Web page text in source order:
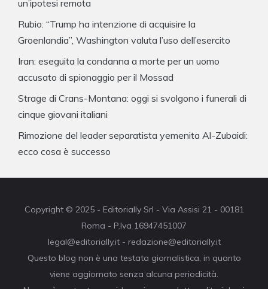
un’ipotesi remota
Rubio: “Trump ha intenzione di acquisire la
Groenlandia”, Washington valuta l’uso dell’esercito
Iran: eseguita la condanna a morte per un uomo
accusato di spionaggio per il Mossad
Strage di Crans-Montana: oggi si svolgono i funerali di
cinque giovani italiani
Rimozione del leader separatista yemenita Al-Zubaidi:
ecco cosa è successo
Copyright © 2025 - Editorially Srl - Via Assisi 21 - 00181
Roma - P.Iva 16947451007
legal@editorially.it - redazione@editorially.it
Questo blog non è una testata giornalistica, in quanto
viene aggiornato senza alcuna periodicità.